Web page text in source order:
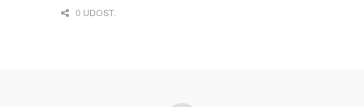
0 UDOST.